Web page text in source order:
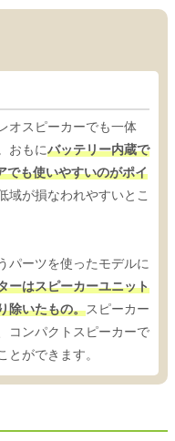
オスピーカーでも一体
おもにバッテリー内蔵で
も使いやすいのがポイ
域が損なわれやすいとこ
パーツを使ったモデルに
ーはスピーカーユニット
除いたもの。スピーカー
コンパクトスピーカーで
とができます。